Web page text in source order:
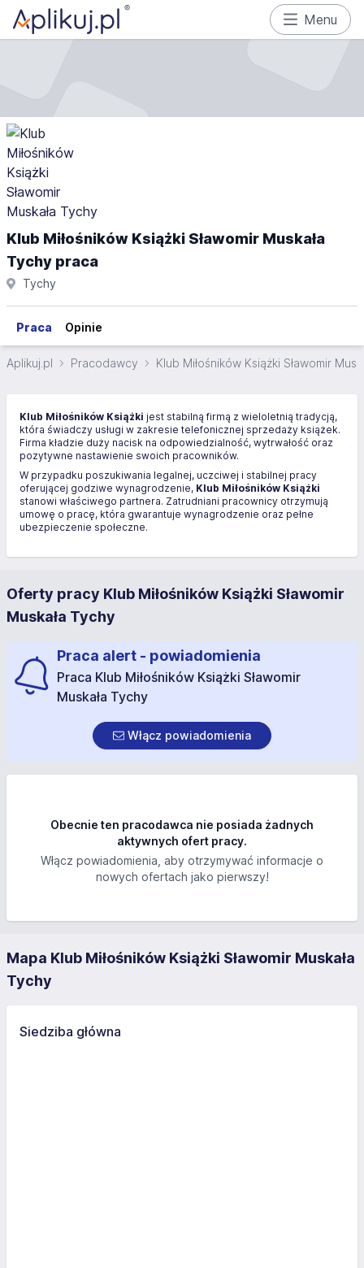
Menu
Klub Miłośników Książki Sławomir Muskała
Tychy praca
Tychy
Praca Opinie
Aplikuj.pl Pracodawcy Klub Miłośników Książki Sławomir
Klub Miłośników Książki jest stabilną firmą z wieloletnią tradycją,
która świadczy usługi w zakresie telefonicznej sprzedaży książek.
Firma kładzie duży nacisk na odpowiedzialność, wytrwałość oraz
pozytywne nastawienie swoich pracowników.
W przypadku poszukiwania legalnej, uczciwej i stabilnej pracy
oferującej godziwe wynagrodzenie, Klub Miłośników Książki
stanowi właściwego partnera. Zatrudniani pracownicy otrzymują
umowę o pracę, która gwarantuje wynagrodzenie oraz pełne
ubezpieczenie społeczne.
Oferty pracy Klub Miłośników Książki Sławomir
Muskała Tychy
Praca alert - powiadomienia
Praca Klub Miłośników Książki Sławomir
Muskała Tychy
Włącz powiadomienia
Obecnie ten pracodawca nie posiada żadnych
aktywnych ofert pracy.
Włącz powiadomienia, aby otrzymywać informacje o
nowych ofertach jako pierwszy!
Mapa Klub Miłośników Książki Sławomir Muskała
Tychy
Siedziba główna